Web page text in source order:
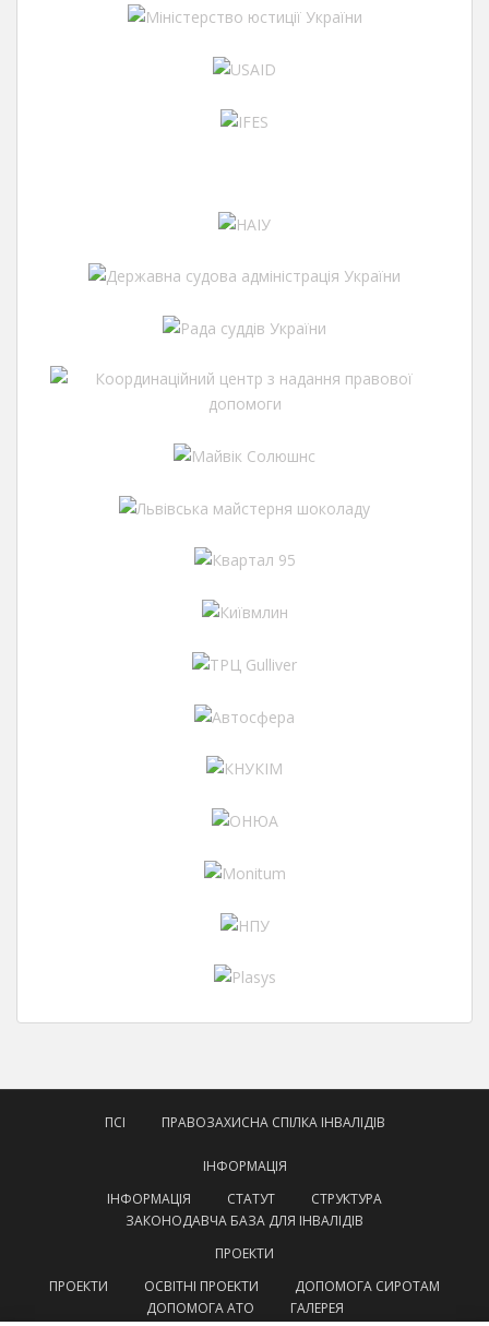
ПСІ ПРАВОЗАХИСНА СПІЛКА ІНВАЛІДІВ
ІНФОРМАЦІЯ
ІНФОРМАЦІЯ
СТАТУТ
СТРУКТУРА
ЗАКОНОДАВЧА БАЗА ДЛЯ ІНВАЛІДІВ
ПРОЕКТИ
ПРОЕКТИ
ОСВІТНІ ПРОЕКТИ
ДОПОМОГА СИРОТАМ
ДОПОМОГА АТО
ГАЛЕРЕЯ